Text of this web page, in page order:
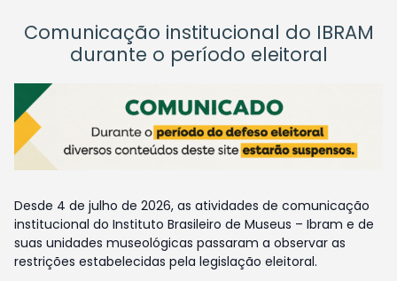
Comunicação institucional do IBRAM
durante o período eleitoral
Desde 4 de julho de 2026, as atividades de comunicação
institucional do Instituto Brasileiro de Museus – Ibram e de
suas unidades museológicas passaram a observar as
restrições estabelecidas pela legislação eleitoral.